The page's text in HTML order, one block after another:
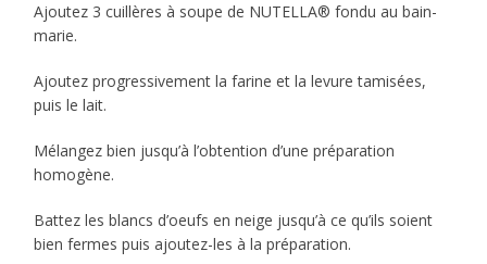
Ajoutez 3 cuillères à soupe de NUTELLA® fondu au bain-
marie.
Ajoutez progressivement la farine et la levure tamisées,
puis le lait.
Mélangez bien jusqu’à l’obtention d’une préparation
homogène.
Battez les blancs d’oeufs en neige jusqu’à ce qu’ils soient
bien fermes puis ajoutez-les à la préparation.